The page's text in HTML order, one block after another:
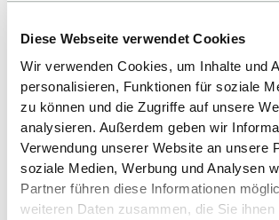
Diese Webseite verwendet Cookies
Wir verwenden Cookies, um Inhalte und
personalisieren, Funktionen für soziale
zu können und die Zugriffe auf unsere
analysieren. Außerdem geben wir
Verwendung unserer Website an unsere
soziale Medien, Werbung und Analysen
Partner führen diese Informationen
weiteren Daten zusammen, die Sie ihnen
Hot Melt Extrusion
Polymer-Extrusion
REX-Inspec